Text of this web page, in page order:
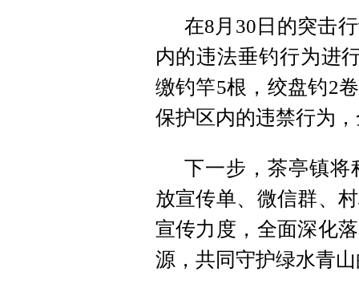
在8月30日的突击
内的违法垂钓行为进
缴钓竿5根，绞盘钓2
保护区内的违禁行为
下一步，茶亭镇将
放宣传单、微信群、
宣传力度，全面深化
源，共同守护绿水青